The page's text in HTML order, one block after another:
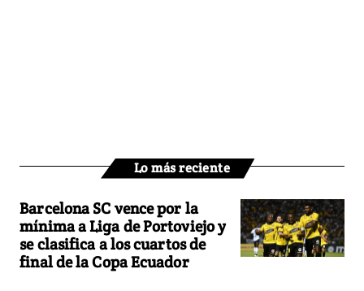
Lo más reciente
Barcelona SC vence por la
mínima a Liga de Portoviejo y
se clasifica a los cuartos de
final de la Copa Ecuador